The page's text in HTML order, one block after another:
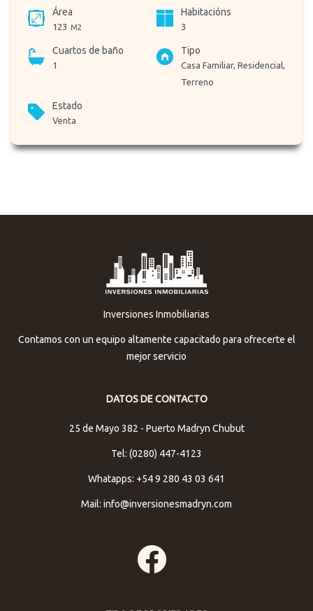
Área
123 M2
Habitacións
3
Cuartos de baño
1
Tipo
Casa Familiar, Residencial,
Terreno
Estado
Venta
Inversiones Inmobiliarias
Contamos con un equipo altamente capacitado para ofrecerte el
mejor servicio
DATOS DE CONTACTO
25 de Mayo 382 - Puerto Madryn Chubut
Tel: (0280) 447-4123
Whatapps: +54 9 280 43 03 641
Mail: info@inversionesmadryn.com